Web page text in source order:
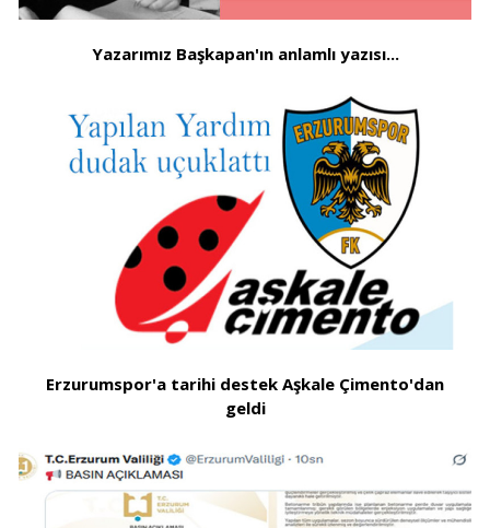
Yazarımız Başkapan'ın anlamlı yazısı...
Erzurumspor'a tarihi destek Aşkale Çimento'dan
geldi